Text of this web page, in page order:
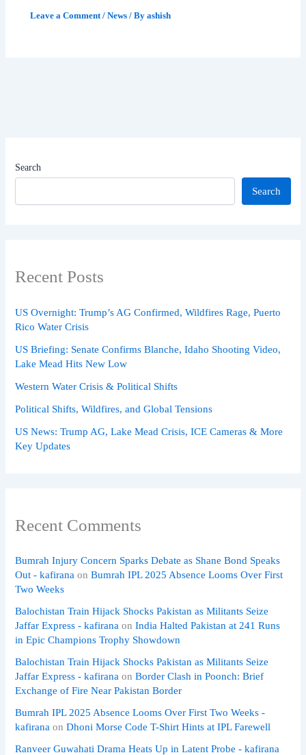
Leave a Comment /News / Byashish
Search
Search
Recent Posts
US Overnight: Trump’s AG Confirmed, Wildfires Rage, Puerto
Rico Water Crisis
US Briefing: Senate Confirms Blanche, Idaho Shooting Video,
Lake Mead Hits New Low
Western Water Crisis & Political Shifts
Political Shifts, Wildfires, and Global Tensions
US News: Trump AG, Lake Mead Crisis, ICE Cameras & More
Key Updates
Recent Comments
Bumrah Injury Concern Sparks Debate as Shane Bond Speaks
Out - kafirana onBumrah IPL 2025 Absence Looms Over First
Two Weeks
Balochistan Train Hijack Shocks Pakistan as Militants Seize
Jaffar Express - kafirana onIndia Halted Pakistan at 241 Runs
in Epic Champions Trophy Showdown
Balochistan Train Hijack Shocks Pakistan as Militants Seize
Jaffar Express - kafirana onBorder Clash in Poonch: Brief
Exchange of Fire Near Pakistan Border
Bumrah IPL 2025 Absence Looms Over First Two Weeks -
kafirana onDhoni Morse Code T-Shirt Hints at IPL Farewell
Ranveer Guwahati Drama Heats Up in Latent Probe - kafirana